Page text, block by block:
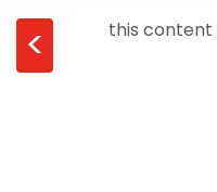
< this content